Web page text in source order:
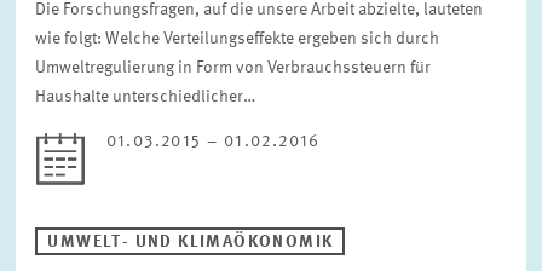
Die Forschungsfragen, auf die unsere Arbeit abzielte, lauteten
wie folgt: Welche Verteilungseffekte ergeben sich durch
Umweltregulierung in Form von Verbrauchssteuern für
Haushalte unterschiedlicher…
01.03.2015 – 01.02.2016
UMWELT- UND KLIMAÖKONOMIK